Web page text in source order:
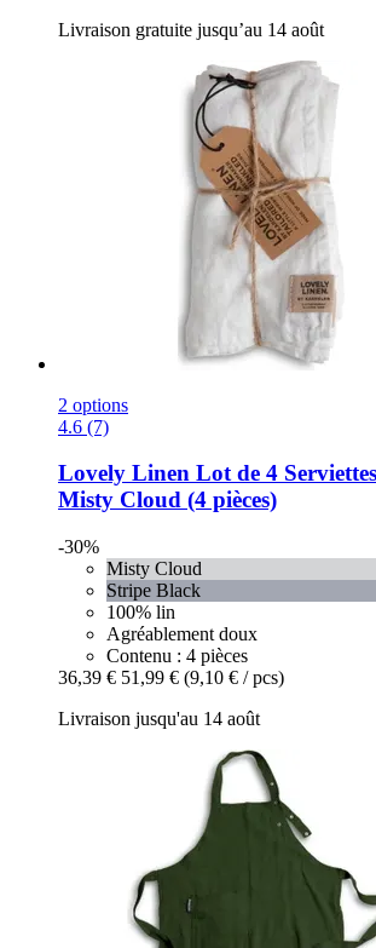
Livraison gratuite jusqu’au 14 août
2 options
4.6 (7)
Lovely Linen Lot de 4
Misty Cloud (4 pièces)
-30%
Misty Cloud
Stripe Black
100% lin
Agréablement doux
Contenu : 4 pièces
36,39 € 51,99 € (9,10 € / pcs)
Livraison jusqu'au 14 août